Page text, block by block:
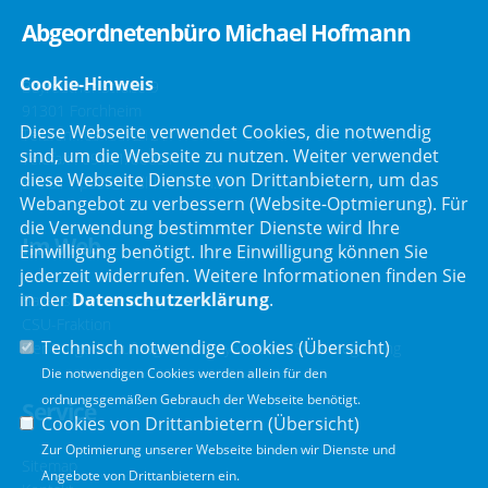
Abgeordnetenbüro Michael Hofmann
Bayreuther Straße 9
Telefon :09191/2121
Telefax : 09191/80051
E-Mail :post@mdl-hofmann.de
Im Web
Bayerischer Landtag
Der Bürgerbeauftragte der Bayerischen Staatsregierung
Service
Sitemap
Cookie-Hinweis
Diese Webseite verwendet Cookies, die notwendig
sind, um die Webseite zu nutzen. Weiter verwendet
diese Webseite Dienste von Drittanbietern, um das
Webangebot zu verbessern (Website-Optmierung). Für
die Verwendung bestimmter Dienste wird Ihre
Einwilligung benötigt. Ihre Einwilligung können Sie
jederzeit widerrufen. Weitere Informationen finden Sie
in der Datenschutzerklärung.
Technisch notwendige Cookies (Übersicht)
Die notwendigen Cookies werden allein für den
ordnungsgemäßen Gebrauch der Webseite benötigt.
Cookies von Drittanbietern (Übersicht)
Zur Optimierung unserer Webseite binden wir Dienste und
Angebote von Drittanbietern ein.